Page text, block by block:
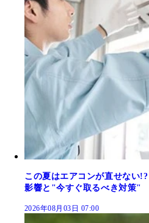
この夏はエアコンが直せない
影響と"今すぐ取るべき対策"
2026年08月03日 07:00